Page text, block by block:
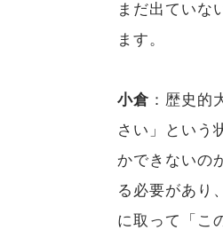
まだ出ていな
ます。
小倉 ：歴史的
さい」という
かできないの
る必要があり
に取って「こ